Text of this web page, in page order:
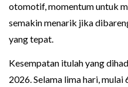
otomotif, momentum untuk
semakin menarik jika
yang tepat.
Kesempatan itulah yang
2026. Selama lima hari, mulai